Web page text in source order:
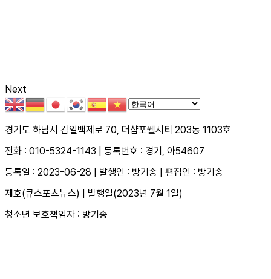
Next
경기도 하남시 감일백제로 70, 더샵포웰시티 203동 1103호
전화 : 010-5324-1143 | 등록번호 : 경기, 아54607
등록일 : 2023-06-28 | 발행인 : 방기송 | 편집인 : 방기송
제호(큐스포츠뉴스) | 발행일(2023년 7월 1일)
청소년 보호책임자 : 방기송